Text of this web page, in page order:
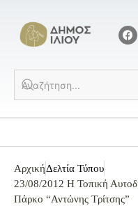
ΑρχικήΔελτία Τύπου
23/08/2012 Η Τοπική
Πάρκο “Αντώνης Τρίτσης”